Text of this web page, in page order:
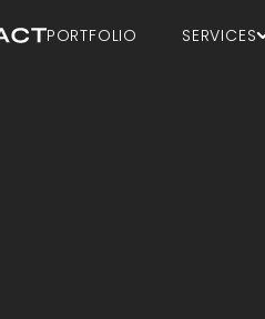
PORTFOLIO SERVICES